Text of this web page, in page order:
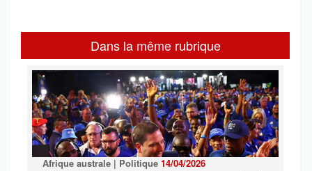
Dans la même rubrique
Afrique australe | Politique 14/04/2026